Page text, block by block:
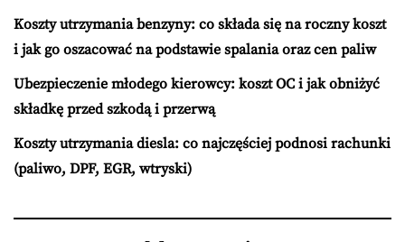
Koszty utrzymania benzyny: co składa się na roczny koszt
i jak go oszacować na podstawie spalania oraz cen paliw
Ubezpieczenie młodego kierowcy: koszt OC i jak obniżyć
składkę przed szkodą i przerwą
Koszty utrzymania diesla: co najczęściej podnosi rachunki
(paliwo, DPF, EGR, wtryski)